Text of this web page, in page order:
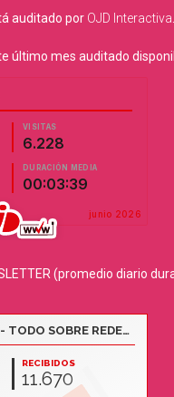
auditado por OJD Interactiva
último mes auditado
(promedio diario